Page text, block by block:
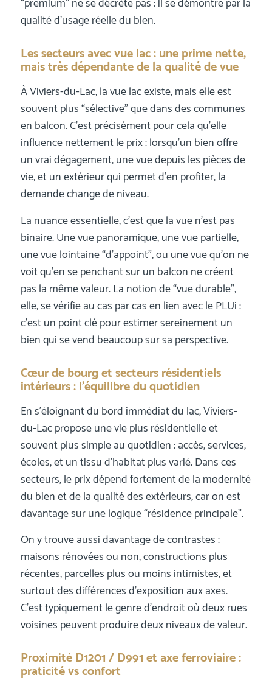
“premium” ne se décrète pas : il se démontre par la
qualité d’usage réelle du bien.
Les secteurs avec vue lac : une prime nette,
mais très dépendante de la qualité de vue
À Viviers-du-Lac, la vue lac existe, mais elle est
souvent plus “sélective” que dans des communes
en balcon. C’est précisément pour cela qu’elle
influence nettement le prix : lorsqu’un bien offre
un vrai dégagement, une vue depuis les pièces de
vie, et un extérieur qui permet d’en profiter, la
demande change de niveau.
La nuance essentielle, c’est que la vue n’est pas
binaire. Une vue panoramique, une vue partielle,
une vue lointaine “d’appoint”, ou une vue qu’on ne
voit qu’en se penchant sur un balcon ne créent
pas la même valeur. La notion de “vue durable”,
elle, se vérifie au cas par cas en lien avec le PLUi :
c’est un point clé pour estimer sereinement un
bien qui se vend beaucoup sur sa perspective.
Cœur de bourg et secteurs résidentiels
intérieurs : l’équilibre du quotidien
En s’éloignant du bord immédiat du lac, Viviers-
du-Lac propose une vie plus résidentielle et
souvent plus simple au quotidien : accès, services,
écoles, et un tissu d’habitat plus varié. Dans ces
secteurs, le prix dépend fortement de la modernité
du bien et de la qualité des extérieurs, car on est
davantage sur une logique “résidence principale”.
On y trouve aussi davantage de contrastes :
maisons rénovées ou non, constructions plus
récentes, parcelles plus ou moins intimistes, et
surtout des différences d’exposition aux axes.
C’est typiquement le genre d’endroit où deux rues
voisines peuvent produire deux niveaux de valeur.
Proximité D1201 / D991 et axe ferroviaire :
praticité vs confort